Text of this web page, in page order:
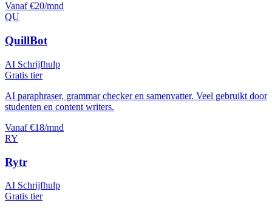
Vanaf €20/mnd
QU
QuillBot
AI Schrijfhulp
Gratis tier
AI paraphraser, grammar checker en samenvatter. Veel gebruikt door
studenten en content writers.
Vanaf €18/mnd
RY
Rytr
AI Schrijfhulp
Gratis tier